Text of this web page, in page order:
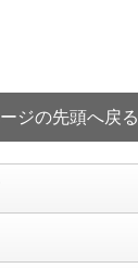
ジの先頭へ戻る